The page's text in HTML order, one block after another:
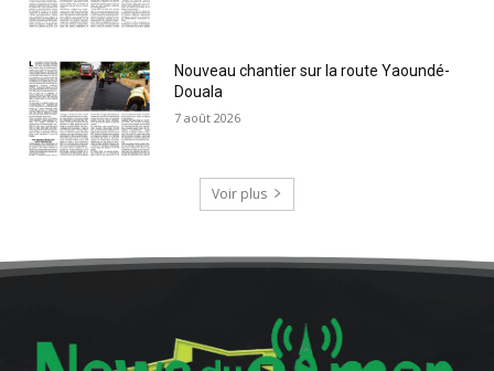
Nouveau chantier sur la route Yaoundé-
Douala
7 août 2026
Voir plus